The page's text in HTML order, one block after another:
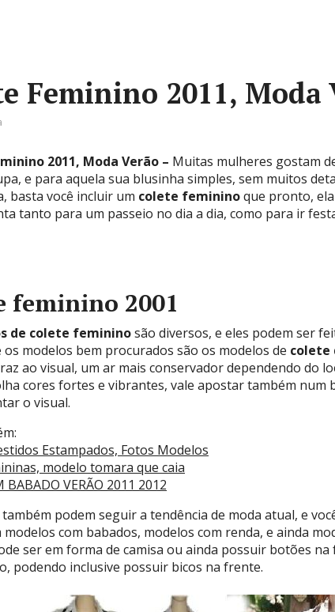
Feminino 2011, Moda
2011, Moda Verão – Muitas mulheres gostam
e para aquela sua blusinha simples, sem muitos
basta você incluir um colete femininoque pronto,
tanto para um passeio no dia a dia, como para ir
feminino 2001
de colete femininosão diversos, e eles podem ser
modelos bem procurados são os modelos de colete
ao visual, um ar mais conservador dependendo do
cores fortes e vibrantes, vale apostar também num
o visual.
Estampados, Fotos Modelos
modelo tomara que caia
BABADO VERÃO 2011 2012
também podem seguir a tendência de moda atual, e
com babados, modelos com renda, e ainda
ser em forma de camisa ou ainda possuir botões
podendo inclusive possuir bicos na frente.